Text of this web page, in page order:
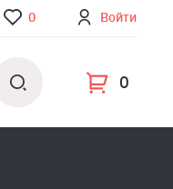
0 Войти
0